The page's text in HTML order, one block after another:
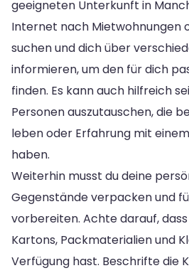
geeigneten Unterkunft in
Internet nach Mietwohnungen
suchen und dich über
informieren, um den für dich
finden. Es kann auch hilfreich
Personen auszutauschen, die
leben oder Erfahrung mit
haben.
Weiterhin musst du deine
Gegenstände verpacken und
vorbereiten. Achte darauf,
Kartons, Packmaterialien und
Verfügung hast. Beschrifte die